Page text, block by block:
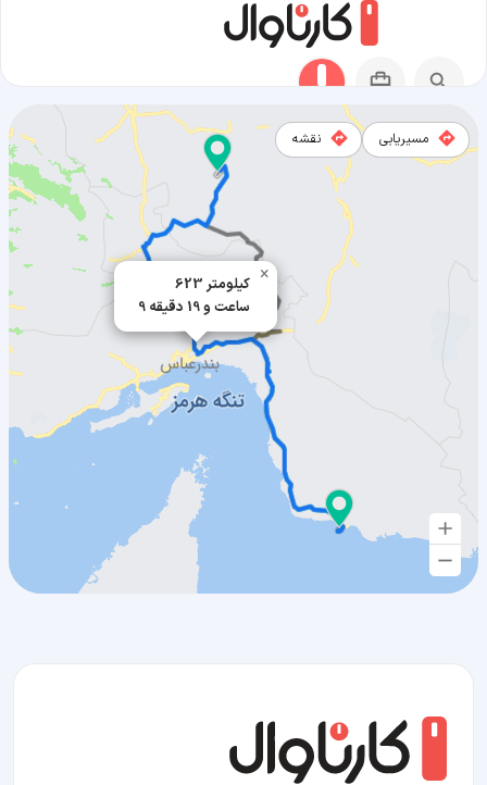
623 کیلومتر
9 ساعت و 19 دقیقه
×
مسیریابی نقشه
مسیر بندر جاسک به بافت